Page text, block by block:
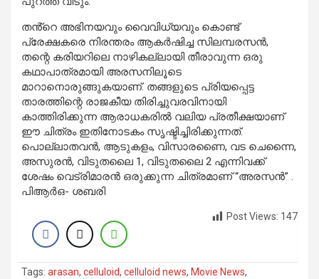
തൻ്റെ അഭിനയവും വൈവിധ്യവും കൊണ്ട്
പ്രേക്ഷകരെ നിരന്തരം ആകർഷിച്ച സിലമ്പരസൻ,
തന്റെ കരിയറിലെ നാഴികല്ലായി തീരാവുന്ന ഒരു
കഥാപാത്രമായി അരസനിലൂടെ
മാറാനൊരുങ്ങുകയാണ്. തങ്ങളുടെ പ്രിയപ്പെട്ട
താരത്തിന്റെ രാജകീയ തിരിച്ചുവരവിനായി
കാത്തിരിക്കുന്ന ആരാധകരിൽ വലിയ പ്രതീക്ഷയാണ്
ഈ ചിത്രം ഇതിനോടകം സൃഷ്ടിച്ചിരിക്കുന്നത്.
പൊല്ലാതവൻ, ആടുകളം, വിസാരണൈ, വട ചെന്നൈ,
അസുരൻ, വിടുതലൈ 1, വിടുതലൈ 2 എന്നിവക്ക്
ശേഷം വെട്രിമാരൻ ഒരുക്കുന്ന ചിത്രമാണ് “അരസൻ” .
പിആർഒ- ശബരി
Post Views: 147
Tags: arasan, celluloid, celluloid news, Movie News,